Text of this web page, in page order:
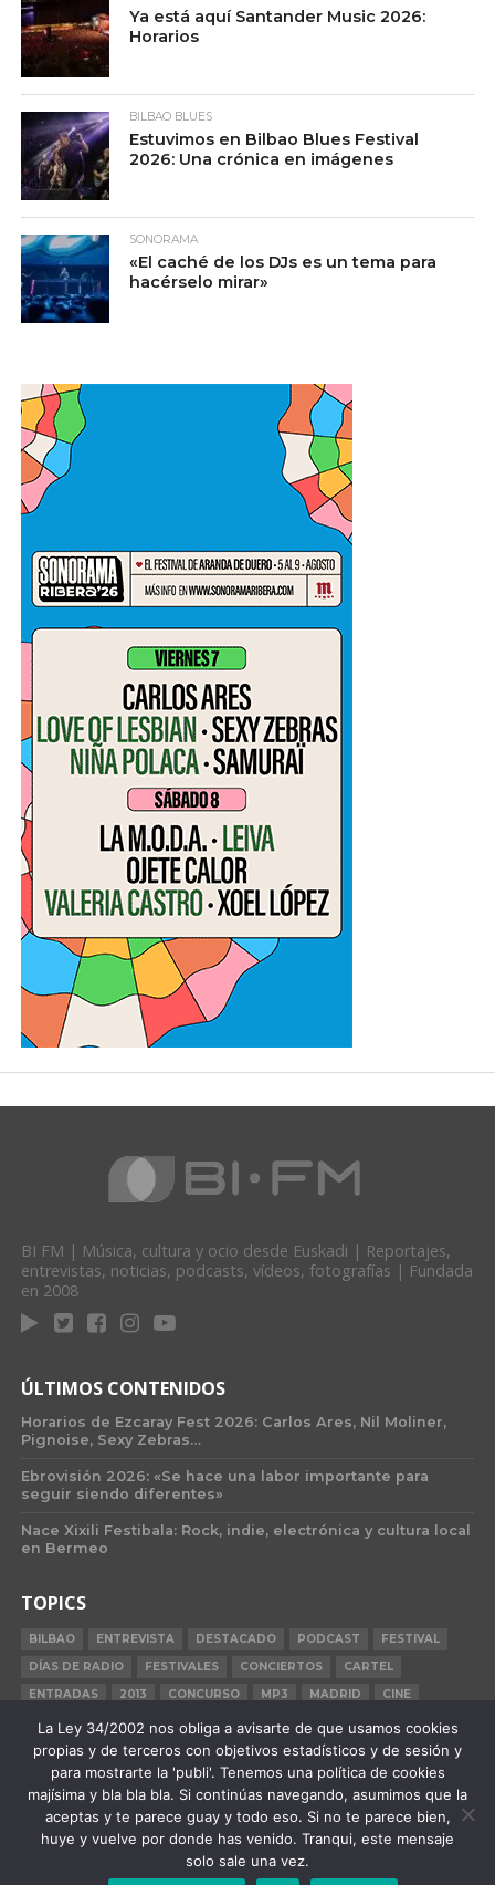
Ya está aquí Santander Music 2026:
Horarios
BILBAO BLUES
Estuvimos en Bilbao Blues Festival
2026: Una crónica en imágenes
SONORAMA
«El caché de los DJs es un tema para
hacérselo mirar»
BI FM | Música, cultura y ocio desde Euskadi | Reportajes,
entrevistas, noticias, podcasts, vídeos, fotografías | Fundada
en 2008
ÚLTIMOS CONTENIDOS
Horarios de Ezcaray Fest 2026: Carlos Ares, Nil Moliner,
Pignoise, Sexy Zebras…
Ebrovisión 2026: «Se hace una labor importante para
seguir siendo diferentes»
Nace Xixili Festibala: Rock, indie, electrónica y cultura local
en Bermeo
TOPICS
BILBAO ENTREVISTA DESTACADO PODCAST
FESTIVAL
DÍAS DE RADIO
FESTIVALES CONCIERTOS
CARTEL
ENTRADAS
2013 CONCURSO MP3 MADRID
CINE
BILBAO BBK LIVE
BARCELONA CARNE CRUDA
CRÓNICA
2015
QUIÉNES SOMOS F.A.Q.
CONTACTO
La Ley 34/2002 nos obliga a avisarte de que usamos cookies
propias y de terceros con objetivos estadísticos y de sesión y
para mostrarte la 'publi'. Tenemos una política de cookies
majísima y bla bla bla. Si continúas navegando, asumimos que la
aceptas y te parece guay y todo eso. Si no te parece bien,
huye y vuelve por donde has venido. Tranqui, este mensaje
solo sale una vez.